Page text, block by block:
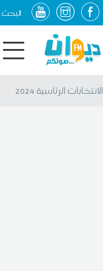
الانتخابات الرئاسية 2024